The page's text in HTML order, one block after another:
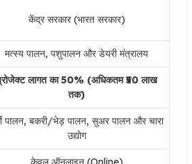
केंद्र सरकार (भारत सरकार)
मत्स्य पालन, पशुपालन और डेयरी मंत्रालय
लागत का 50% (अधिकतम ₹50 लाख
तक)
पालन, बकरी/भेड़ पालन, सुअर पालन और चारा
उद्योग